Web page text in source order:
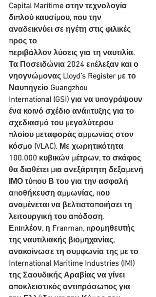
Capital Maritime στην τεχνολογία
διπλού καυσίμου, που την
αναδεικνύει σε ηγέτη στις φιλικές
προς το
περιβάλλον λύσεις για τη ναυτιλία.
Τα Ποσειδώνια 2024 επέλεξαν και ο
νηογνώμονας Lloyd’s Register με το
Ναυπηγείο Guangzhou
International (GSI) για να υπογράψουν
ένα κοινό σχέδιο ανάπτυξης για το
σχεδιασμό του μεγαλύτερου
πλοίου μεταφοράς αμμωνίας στον
κόσμο (VLAC). Με χωρητικότητα
100.000 κυβικών μέτρων, το σκάφος
θα διαθέτει μια ανεξάρτητη δεξαμενή
ΙΜΟ τύπου Β του για την ασφαλή
αποθήκευση αμμωνίας, που
αναμένεται να βελτιστοποιήσει τη
λειτουργική του απόδοση.
Επιπλέον, η Franman, προμηθευτής
της ναυτιλιακής βιομηχανίας,
ανακοίνωσε τη συμφωνία της με το
International Maritime Industries (IMI)
της Σαουδικής Αραβίας να γίνει
αποκλειστικός αντιπρόσωπος για